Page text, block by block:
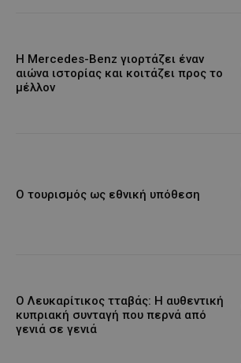
Η Mercedes-Benz γιορτάζει έναν
αιώνα ιστορίας και κοιτάζει προς το
μέλλον
Ο τουρισμός ως εθνική υπόθεση
Ο Λευκαρίτικος τταβάς: Η αυθεντική
κυπριακή συνταγή που περνά από
γενιά σε γενιά